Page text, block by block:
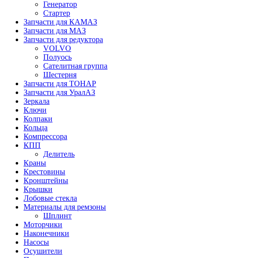
Генератор
Стартер
Запчасти для КАМАЗ
Запчасти для МАЗ
Запчасти для редуктора
VOLVO
Полуось
Сателитная группа
Шестерня
Запчасти для ТОНАР
Запчасти для УралАЗ
Зеркала
Ключи
Колпаки
Кольца
Компрессора
КПП
Делитель
Краны
Крестовины
Кронштейны
Крышки
Лобовые стекла
Материалы для ремзоны
Шплинт
Моторчики
Наконечники
Насосы
Осушители